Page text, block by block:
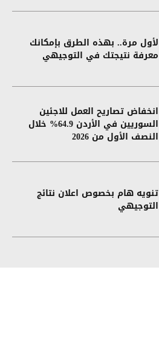
لأول مرة.. بهذه الطرق بإمكانك
معرفة نتيجتك في التوجيهي
انخفاض تصاريح العمل للاجئين
السوريين في الأردن 64.9% خلال
النصف الأول من 2026
تنويه هام بخصوص اعلان نتائج
التوجيهي